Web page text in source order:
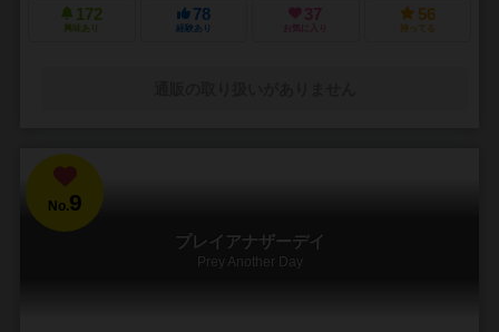
172
興味あり
78
経験あり
37
お気に入り
56
持ってる
No.9
プレイアナザーデイ
Prey Another Day